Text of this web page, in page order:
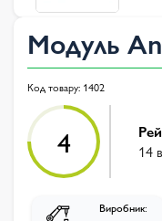
Модуль
Код товару: 1402
4
14
Виробник: